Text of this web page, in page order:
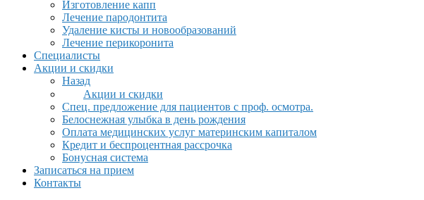
Изготовление капп
Лечение пародонтита
Удаление кисты и новообразований
Лечение перикоронита
Специалисты
Акции и скидки
Назад
Акции и скидки
Спец. предложение для пациентов с проф. осмотра.
Белоснежная улыбка в день рождения
Оплата медицинских услуг материнским капиталом
Кредит и беспроцентная рассрочка
Бонусная система
Записаться на прием
Контакты